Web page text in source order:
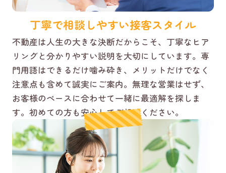
丁寧で相談しやすい接客スタイル
不動産は人生の大きな決断だからこそ、丁寧なヒア
リングと分かりやすい説明を大切にしています。専
門用語はできるだけ噛み砕き、メリットだけでなく
注意点も含めて誠実にご案内。無理な営業はせず、
お客様のペースに合わせて一緒に最適解を探しま
す。初めての方も安心してご相談ください。